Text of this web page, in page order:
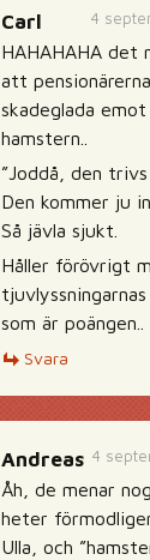
4
Carl
HAHAHAHA det
att
skadeglada emot
hamstern..
”Joddå, den
Den kommer ju
Så jävla sjukt.
Håller förövrigt
som är poängen..
Svara
4
Andreas
Åh, de menar
heter
Ulla, och